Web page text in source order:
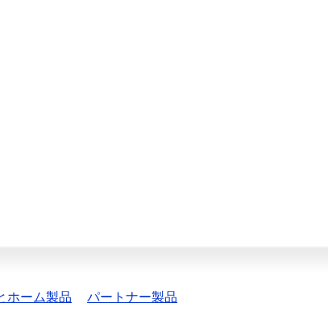
ホーム製品 パートナー製品